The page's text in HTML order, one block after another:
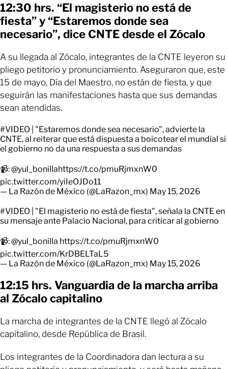
12:30 hrs. “El magisterio no está de
fiesta” y “Estaremos donde sea
necesario”, dice CNTE desde el Zócalo
A su llegada al Zócalo, integrantes de la CNTE leyeron su
pliego petitorio y pronunciamiento. Aseguraron que, este
15 de mayo, Día del Maestro, no están de fiesta, y que
seguirán las manifestaciones hasta que sus demandas
sean atendidas.
#VIDEO | "Estaremos donde sea necesario", advierte la
CNTE, al reiterar que está dispuesta a boicotear el mundial si
el gobierno no da una respuesta a sus demandas
📹:@yul_bonillahttps://t.co/pmuRjmxnW0
pic.twitter.com/yiIeOJDo11
— La Razón de México (@LaRazon_mx) May 15, 2026
#VIDEO | "El magisterio no está de fiesta", señala la CNTE en
su mensaje ante Palacio Nacional, para criticar al gobierno
📹:@yul_bonilla https://t.co/pmuRjmxnW0
pic.twitter.com/KrDBELTaL5
— La Razón de México (@LaRazon_mx) May 15, 2026
12:15 hrs. Vanguardia de la marcha arriba
al Zócalo capitalino
La marcha de integrantes de la CNTE llegó al Zócalo
capitalino, desde República de Brasil.
Los integrantes de la Coordinadora dan lectura a su